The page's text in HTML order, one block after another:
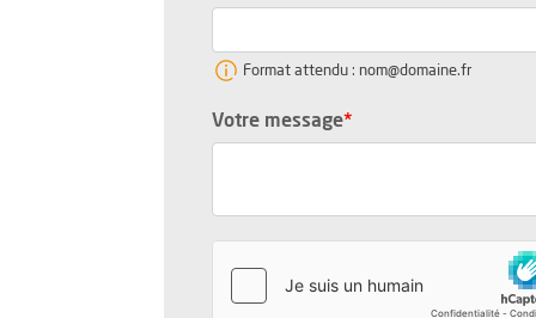
Format attendu : nom@domaine.fr
Votre message*